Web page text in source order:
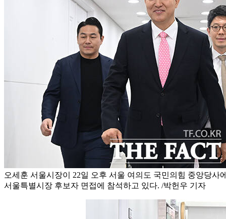
오세훈 서울시장이 22일 오후 서울 여의도 국민의힘 중앙당사
서울특별시장 후보자 면접에 참석하고 있다. /박헌우 기자